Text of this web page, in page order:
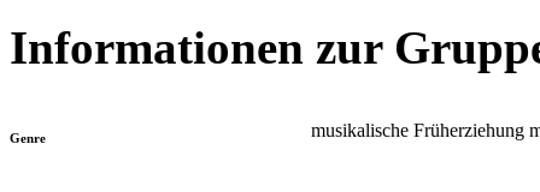
Informationen zur
Genre musikalische Früherziehung